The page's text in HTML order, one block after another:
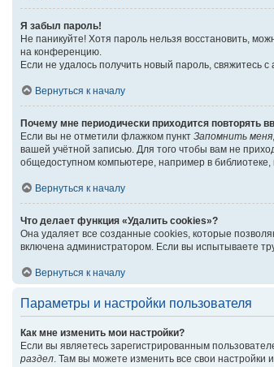
Я забыл пароль!
Не паникуйте! Хотя пароль нельзя восстановить,
на конференцию.
Если не удалось получить новый пароль, свяжитесь
Вернуться к началу
Почему мне периодически приходится повторять
Если вы не отметили флажком пункт Запомнить меня
вашей учётной записью. Для того чтобы вам не
общедоступном компьютере, например в библиотеке,
Вернуться к началу
Что делает функция «Удалить cookies»?
Она удаляет все созданные cookies, которые
включена администратором. Если вы испытываете
Вернуться к началу
Параметры и настройки пользователя
Как мне изменить мои настройки?
Если вы являетесь зарегистрированным
раздел. Там вы можете изменить все свои настройки